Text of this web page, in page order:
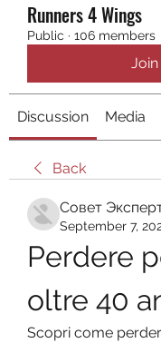
Runners 4 Wings
Public · 106 members
Join
Discussion Media
Back
Совет
September 7,
Perdere
oltre 40
Scopri come